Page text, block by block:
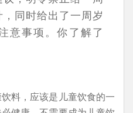
同时给出了一周岁
意事项。你了解了
料，应该是儿童饮食的一